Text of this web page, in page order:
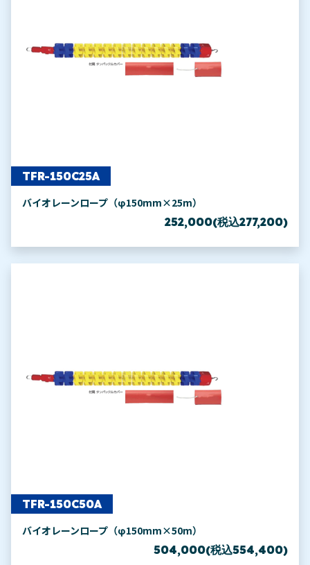
TFR-150C25A
バイオレーンロープ（φ150mm×25m）
252,000(税込277,200)
TFR-150C50A
バイオレーンロープ（φ150mm×50m）
504,000(税込554,400)